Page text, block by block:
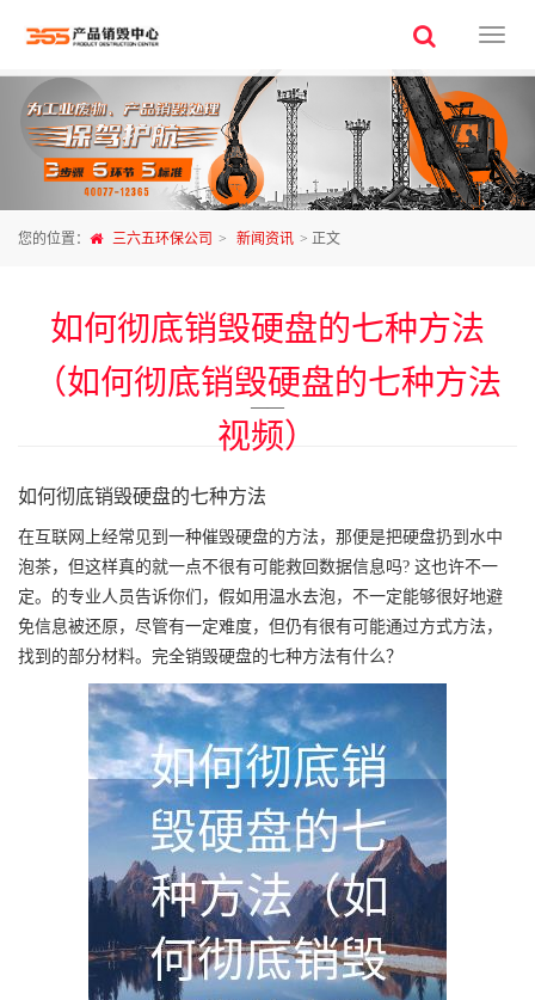
三
五
环
保
公
您的位置： 三六五环保公司 > 新闻资讯 > 正文
如何彻底销毁硬盘的七种方法
（如何彻底销毁硬盘的七种方法
视频）
——
如何彻底销毁硬盘的七种方法
在互联网上经常见到一种催毁硬盘的方法，那便是把硬盘扔到水中
泡茶，但这样真的就一点不很有可能救回数据信息吗? 这也许不一
定。的专业人员告诉你们，假如用温水去泡，不一定能够很好地避
免信息被还原，尽管有一定难度，但仍有很有可能通过方式方法，
找到的部分材料。完全销毁硬盘的七种方法有什么？